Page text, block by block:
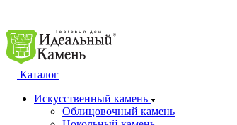
Каталог
Искусственный камень
Облицовочный камень